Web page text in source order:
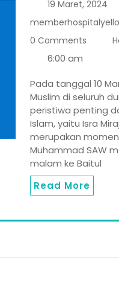
19 Maret, 2024
0 Comments
6:00 am
Pada tanggal 10
Muslim di seluruh
peristiwa penting
Islam, yaitu Isra
merupakan
Muhammad SAW
malam ke Baitul
Read More